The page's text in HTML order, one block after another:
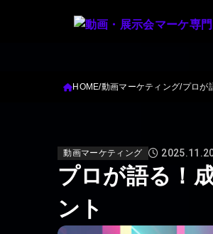
HOME 動画マーケティング プロが
動画マーケティング
プロが語る！
ント